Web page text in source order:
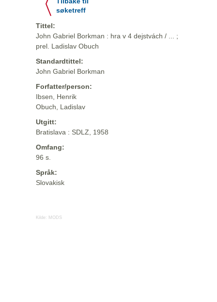
søketreff
Tittel:
John Gabriel Borkman : hra v 4 dejstvách / ... ;
prel. Ladislav Obuch
Standardtittel:
John Gabriel Borkman
Forfatter/person:
Ibsen, Henrik
Obuch, Ladislav
Utgitt:
Bratislava : SDLZ, 1958
Omfang:
96 s.
Språk:
Slovakisk
Kilde: MODS